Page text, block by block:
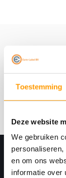
Toestemming
Deze website
We gebruiken
en om ons
informatie over
Schrijf